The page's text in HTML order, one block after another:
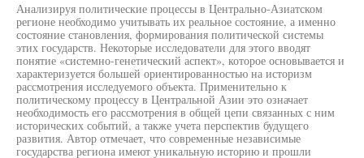
Анализируя политические процессы в Центрально-Азиатском
регионе необходимо учитывать их реальное состояние, а именно
состояние становления, формирования политической системы
этих государств. Некоторые исследователи для этого вводят
понятие «системно-генетический аспект», которое основывается и
характеризуется большей ориентированностью на историзм
рассмотрения исследуемого объекта. Применительно к
политическому процессу в Центральной Азии это означает
необходимость его рассмотрения в общей цепи связанных с ним
исторических событий, а также учета перспектив будущего
развития. Автор отмечает, что современные независимые
государства региона имеют уникальную историю и прошли